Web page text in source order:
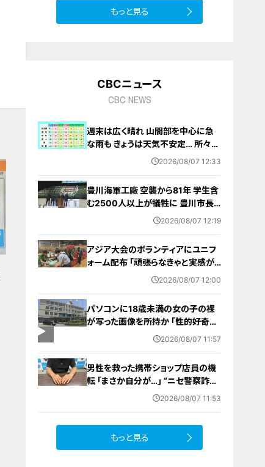
もっと見る
CBCニュース
CBC NEWS
週末は広く晴れ 山間部を中心に急
な雨も きょうは天気不安定… 所々で
雨予想 愛知･名古屋･岐阜･三重の天
2026/08/07 12:33
豊川海軍工廠 空襲から81年 学生含
む2500人以上が犠牲に 豊川市長
｢恒久平和に向けて全力を尽くす｣ 平
2026/08/07 12:19
アジア大会のボランティアにユニフ
ォーム配布 ｢頑張らなきゃと実感が
湧いた｣ 名古屋･中区の愛知県体育
2026/08/07 12:00
パソコンに18歳未満の女の子の裸
が写った画像を所持か ｢性的好奇心
を満たす目的｣ 小学校講師の38歳
2026/08/07 11:57
男性を救った携帯ショップ店員の機
転 ｢まさか自分が…｣ “ニセ警察詐
欺”を間一髪で防ぐ 被害者が語る事
2026/08/07 11:53
もっと見る